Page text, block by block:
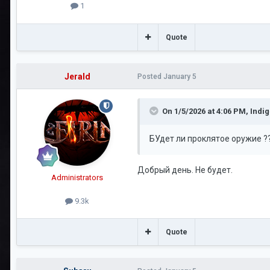
1
Quote
Jerald
Administrators
9.3k
Posted January 5
On 1/5/2026 at 4:06 PM,
БУдет ли проклятое оружие
Добрый день. Не будет.
Quote